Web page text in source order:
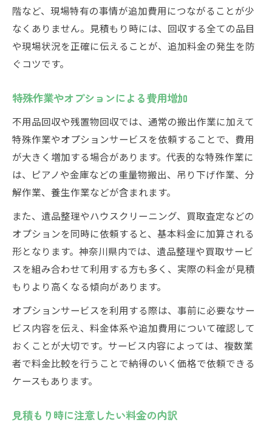
階など、現場特有の事情が追加費用につながることが少
なくありません。見積もり時には、回収する全ての品目
や現場状況を正確に伝えることが、追加料金の発生を防
ぐコツです。
特殊作業やオプションによる費用増加
不用品回収や残置物回収では、通常の搬出作業に加えて
特殊作業やオプションサービスを依頼することで、費用
が大きく増加する場合があります。代表的な特殊作業に
は、ピアノや金庫などの重量物搬出、吊り下げ作業、分
解作業、養生作業などが含まれます。
また、遺品整理やハウスクリーニング、買取査定などの
オプションを同時に依頼すると、基本料金に加算される
形となります。神奈川県内では、遺品整理や買取サービ
スを組み合わせて利用する方も多く、実際の料金が見積
もりより高くなる傾向があります。
オプションサービスを利用する際は、事前に必要なサー
ビス内容を伝え、料金体系や追加費用について確認して
おくことが大切です。サービス内容によっては、複数業
者で料金比較を行うことで納得のいく価格で依頼できる
ケースもあります。
見積もり時に注意したい料金の内訳